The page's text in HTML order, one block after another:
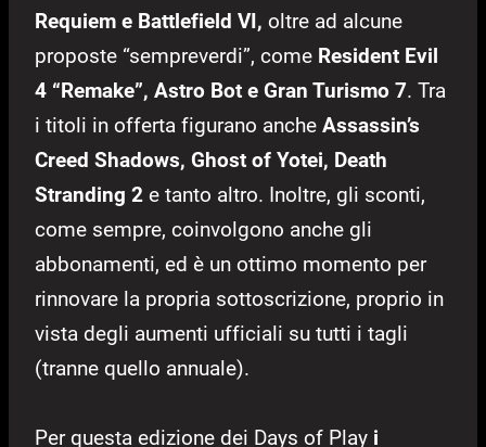
Requiem e Battlefield VI, oltre ad alcune
proposte “sempreverdi”, come Resident Evil
4 “Remake”, Astro Bot e Gran Turismo 7. Tra
i titoli in offerta figurano anche Assassin’s
Creed Shadows, Ghost of Yotei, Death
Stranding 2 e tanto altro. Inoltre, gli sconti,
come sempre, coinvolgono anche gli
abbonamenti, ed è un ottimo momento per
rinnovare la propria sottoscrizione, proprio in
vista degli aumenti ufficiali su tutti i tagli
(tranne quello annuale).
Per questa edizione dei Days of Play i